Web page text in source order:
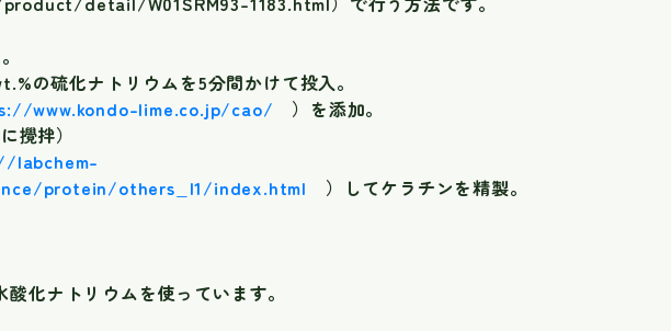
の硫化ナトリウムを5分間かけて投入。
www.kondo-lime.co.jp/cao/ ）を添加。
攪拌）
labchem-
protein/others_l1/index.html ）してケラチンを精製。
化ナトリウムを使っています。